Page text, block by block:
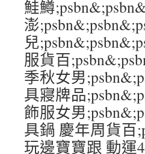
鮭鱒
澎
兒
服貨百
季秋女男
具寢牌品
飾服女男
具鍋 慶年周貨百
玩邊寶寶跟 動運